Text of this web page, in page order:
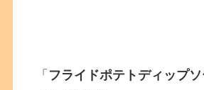
「 フライドポテトディップソ